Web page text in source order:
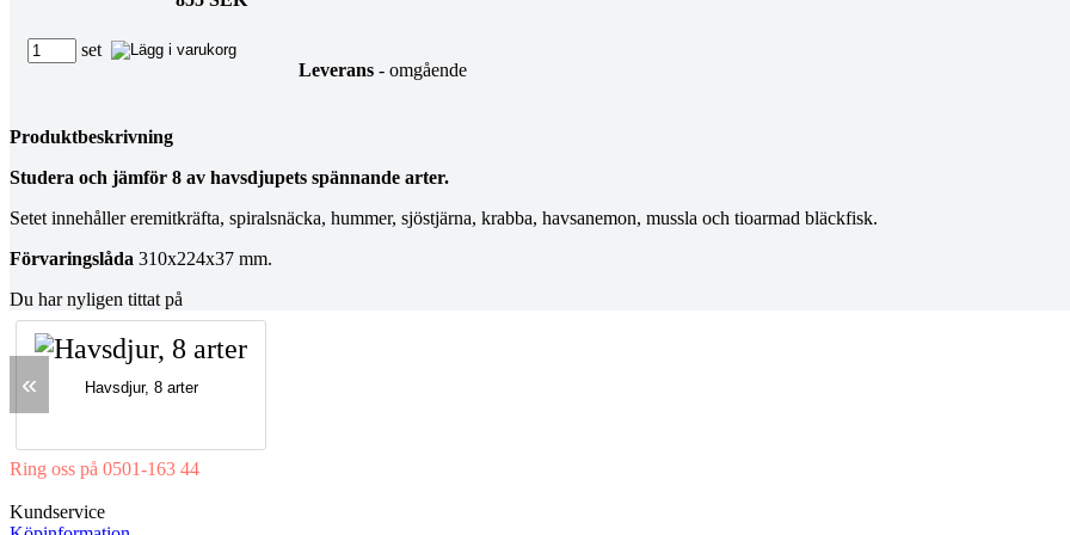
set
Leverans - omgående
Produktbeskrivning
Studera och jämför 8 av havsdjupets spännande arter.
Setet innehåller eremitkräfta, spiralsnäcka, hummer, sjöstjärna, krabba, havsanemon, mussla och tioarmad bläckfisk.
Förvaringslåda 310x224x37 mm.
Du har nyligen tittat på
« Havsdjur, 8 arter
Ring oss på 0501-163 44
Kundservice